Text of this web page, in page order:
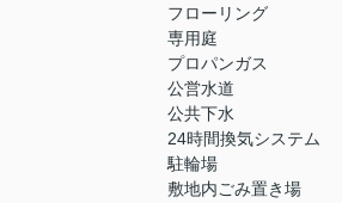
フローリング
専用庭
プロパンガス
公営水道
公共下水
24時間換気システム
駐輪場
敷地内ごみ置き場